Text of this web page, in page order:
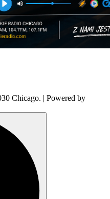
Chicago. | Powered by